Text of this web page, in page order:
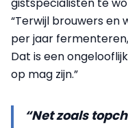
“Terwijl brouwers en
per jaar
Dat is een
op mag zijn.”
“Net zoals